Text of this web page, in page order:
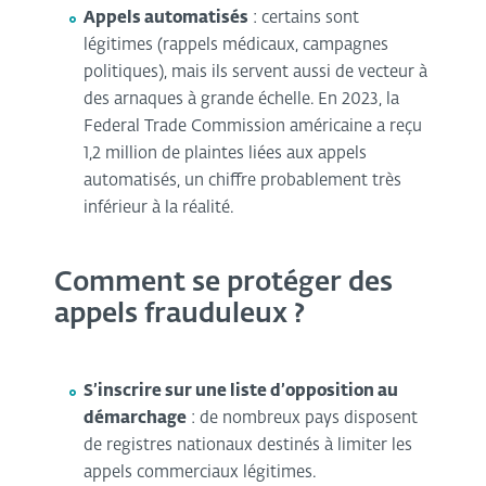
Appels automatisés : certains sont
légitimes (rappels médicaux, campagnes
politiques), mais ils servent aussi de vecteur à
des arnaques à grande échelle. En 2023, la
Federal Trade Commission américaine a reçu
1,2 million de plaintes liées aux appels
automatisés, un chiffre probablement très
inférieur à la réalité.
Comment se protéger des
appels frauduleux ?
S’inscrire sur une liste d’opposition au
démarchage : de nombreux pays disposent
de registres nationaux destinés à limiter les
appels commerciaux légitimes.